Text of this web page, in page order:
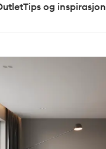
Tips og inspirasjon